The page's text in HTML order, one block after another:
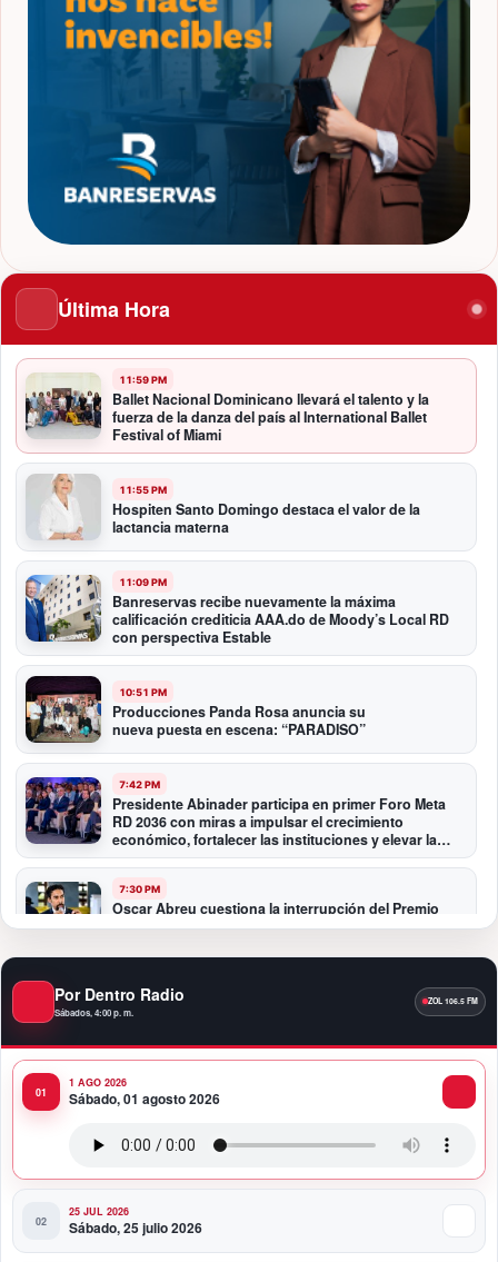
Última Hora
11:59 PM
Ballet Nacional Dominicano llevará el talento y la
fuerza de la danza del país al International Ballet
Festival of Miami
11:55 PM
Hospiten Santo Domingo destaca el valor de la
lactancia materna
11:09 PM
Banreservas recibe nuevamente la máxima
calificación crediticia AAA.do de Moody’s Local RD
con perspectiva Estable
10:51 PM
Producciones Panda Rosa anuncia su
nueva puesta en escena: “PARADISO”
7:42 PM
Presidente Abinader participa en primer Foro Meta
RD 2036 con miras a impulsar el crecimiento
económico, fortalecer las instituciones y elevar la
productividad
7:30 PM
Oscar Abreu cuestiona la interrupción del Premio
Nacional de Artes Visuales: “Un país que deja de
12:40 AM
Fortaleza del peso responde a fundamentos
experta
11:58 PM
Político/Comunicaciones
Por Dentro Radio
Sábados, 4:00 p. m.
1 AGO 2026
Sábado, 01 agosto 2026
25 JUL 2026
Sábado, 25 julio 2026